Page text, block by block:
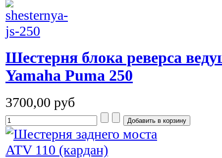
Шестерня блока реверса
Yamaha Puma 250
3700,00 руб